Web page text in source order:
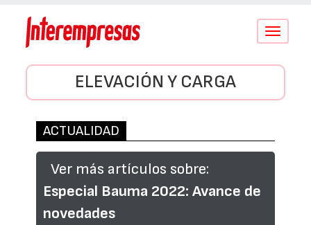
Conmutar
ELEVACIÓN Y CARGA
ACTUALIDAD
Ver más artículos sobre:
Especial Bauma 2022: Avance de
novedades